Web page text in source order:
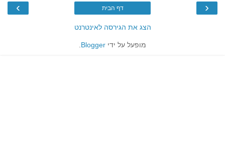
‹
› דף הבית
הצג את הגירסה לאינטרנט
מופעל על ידי Blogger
.